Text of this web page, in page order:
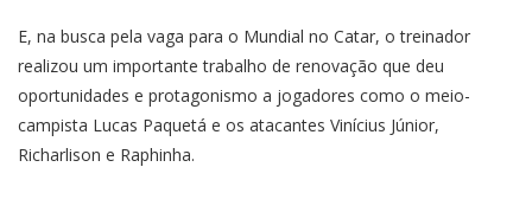
E, na busca pela vaga para o Mundial no Catar, o treinador
realizou um importante trabalho de renovação que deu
oportunidades e protagonismo a jogadores como o meio-
campista Lucas Paquetá e os atacantes Vinícius Júnior,
Richarlison e Raphinha.